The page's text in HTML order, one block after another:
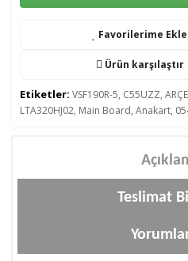
Favorilerime Ekle
Ürün karşılaştır
Etiketler: VSF190R-5, C55UZZ,
LTA320HJ02, Main Board, Anakart,
Teslimat